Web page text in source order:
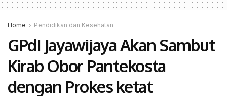
Home Pendidikan dan Kesehatan
GPdI Jayawijaya Akan Sambut
Kirab Obor Pantekosta
dengan Prokes ketat